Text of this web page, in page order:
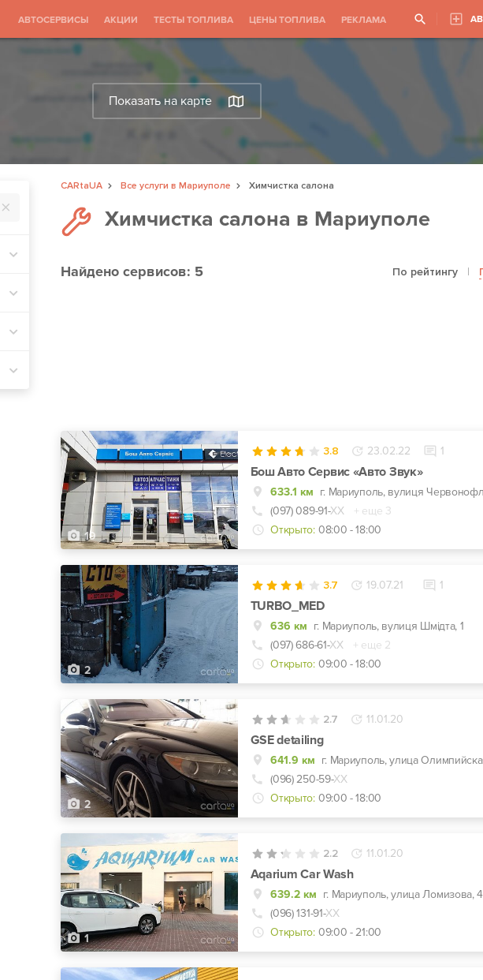
АВТОСЕРВИСЫ АКЦИИ ТЕСТЫ ТОПЛИВА ЦЕНЫ ТОПЛИВА РЕКЛАМА
Показать на карте
CARtaUA Все услуги в Мариуполе
Химчистка салона
Химчистка салона в Мариуполе
Найденосервисов: 5 По рейтингу |
19
3.8 23.02.22 1
Бош Авто Сервис «Авто Звук»
633.1 км
(097) 089-91-ХХ
+ еще 3
Открыто: 08:00 - 18:00
2
3.7 19.07.21 1
TURBO_MED
636 км г. Мариуполь, вулиця Шмідта, 1
(097) 686-61-ХХ
+ еще 2
Открыто: 09:00 - 18:00
2
2.7 11.01.20
GSE detailing
641.9 км
(096) 250-59-ХХ
Открыто: 09:00 - 18:00
1
2.2 11.01.20
Aqarium Car Wash
639.2 км г. Мариуполь, улица Ломизова,
(096) 131-91-ХХ
Открыто: 09:00 - 21:00